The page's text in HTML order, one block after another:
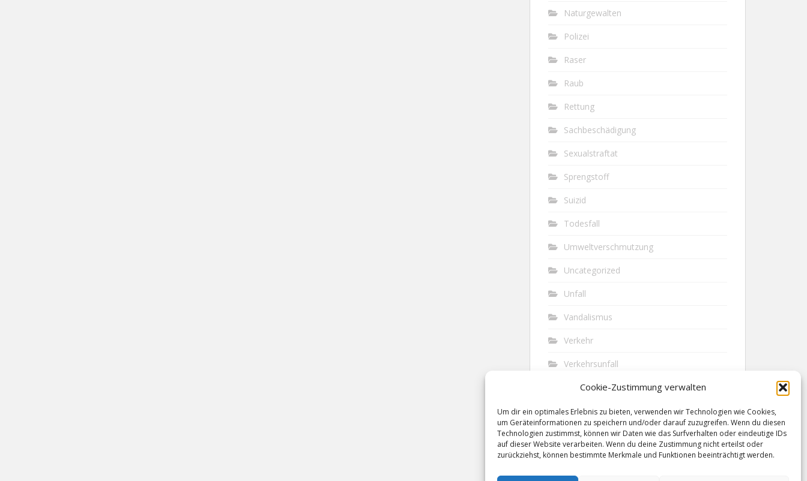
Cookie-Zustimmung verwalten
Um dir ein optimales Erlebnis zu bieten, verwenden wir Technologien wie Cookies,
um Geräteinformationen zu speichern und/oder darauf zuzugreifen. Wenn du diesen
Technologien zustimmst, können wir Daten wie das Surfverhalten oder eindeutige IDs
auf dieser Website verarbeiten. Wenn du deine Zustimmung nicht erteilst oder
zurückziehst, können bestimmte Merkmale und Funktionen beeinträchtigt werden.
Naturgewalten
Polizei
Raser
Raub
Rettung
Sachbeschädigung
Sexualstraftat
Sprengstoff
Suizid
Todesfall
Umweltverschmutzung
Uncategorized
Unfall
Vandalismus
Verkehr
Verkehrsunfall
Vermisst
Waffen
Wilderei